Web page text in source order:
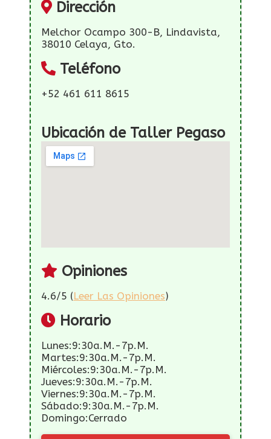
Dirección
Melchor Ocampo 300-B, Lindavista,
38010 Celaya, Gto.
Teléfono
+52 461 611 8615
Ubicación de Taller Pegaso
Opiniones
4.6/5 (Leer Las Opiniones)
Horario
Lunes:9:30a.m.-7p.m.
Martes:9:30a.m.-7p.m.
Miércoles:9:30a.m.-7p.m.
Jueves:9:30a.m.-7p.m.
Viernes:9:30a.m.-7p.m.
Sábado:9:30a.m.-7p.m.
Domingo:Cerrado